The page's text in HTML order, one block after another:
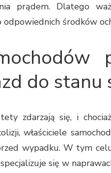
prądem. Dlatego
środków
do stanu
zdarzają się, i
właściciele
wypadku. W tym
się w